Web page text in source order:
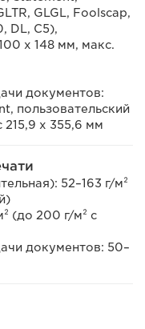
GLGL, Foolscap,
DL, C5),
х 148 мм, макс.
документов:
пользовательский
215,9 x 355,6 мм
52–163 г/м²
(до 200 г/м² с
документов: 50–